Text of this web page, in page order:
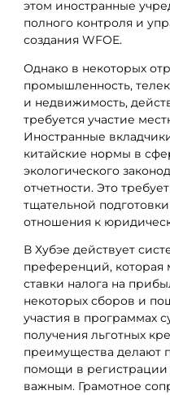
этом иностранные
полного контроля и
создания WFOE.
Однако в некоторых
промышленность,
и недвижимость,
требуется участие
Иностранные
китайские нормы в
экологического
отчетности. Это
тщательной
отношения к
В Хубэе действует
преференций,
ставки налога на
некоторых сборов и
участия в программах
получения льготных
преимущества делают
помощи в регистрации
важным. Грамотное